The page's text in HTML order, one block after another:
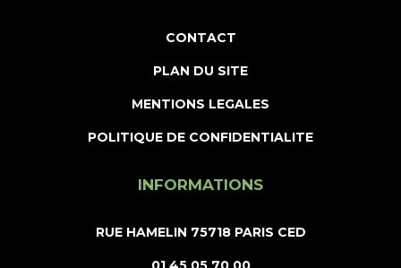
CONTACT
PLAN DU SITE
MENTIONS LEGALES
POLITIQUE DE CONFIDENTIALITE
INFORMATIONS
RUE HAMELIN 75718 PARIS CED